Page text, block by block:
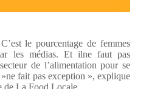
le pourcentage de femmes
les médias. Et ilne faut pas
de l’alimentation pour se
fait pas exception », explique
de La Food Locale.